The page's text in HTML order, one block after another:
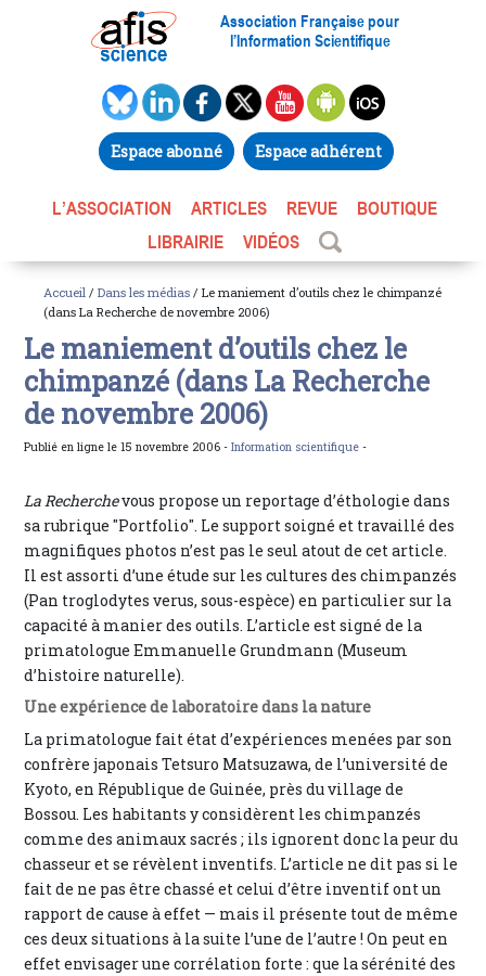
Association Française pour
l’Information Scientifique
Espace abonné Espace adhérent
L’ASSOCIATION ARTICLES REVUE
BOUTIQUE
LIBRAIRIE
VIDÉOS
Accueil / Dans les médias / Le maniement d’outils chez le chimpanzé
(dans La Recherche de novembre 2006)
Le maniement d’outils chez le
chimpanzé (dans La Recherche
de novembre 2006)
Publié en ligne le 15 novembre 2006 -Information scientifique -
La Recherchevous propose un reportage d’éthologie dans
sa rubrique "Portfolio". Le support soigné et travaillé des
magnifiques photos n’est pas le seul atout de cet article.
Il est assorti d’une étude sur les cultures des chimpanzés
(Pan troglodytes verus, sous-espèce) en particulier sur la
capacité à manier des outils. L’article est signé de la
primatologue Emmanuelle Grundmann (Museum
d’histoire naturelle).
Une expérience de laboratoire dans la nature
La primatologue fait état d’expériences menées par son
confrère japonais Tetsuro Matsuzawa, de l’université de
Kyoto, en République de Guinée, près du village de
Bossou. Les habitants y considèrent les chimpanzés
comme des animaux sacrés ; ils ignorent donc la peur du
chasseur et se révèlent inventifs. L’article ne dit pas si le
fait de ne pas être chassé et celui d’être inventif ont un
rapport de cause à effet — mais il présente tout de même
ces deux situations à la suite l’une de l’autre ! On peut en
effet envisager une corrélation forte : que la sérénité des